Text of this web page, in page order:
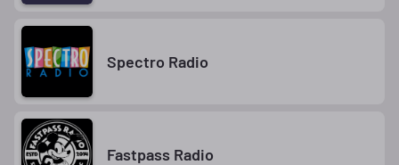
Spectro Radio
Fastpass Radio